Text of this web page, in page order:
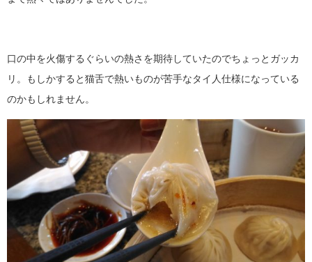
口の中を火傷するぐらいの熱さを期待していたのでちょっとガッカ
リ。もしかすると猫舌で熱いものが苦手なタイ人仕様になっている
のかもしれません。